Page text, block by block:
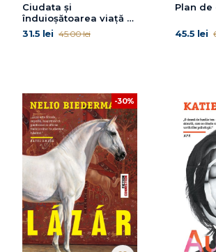
Ciudata și
înduioșătoarea viață a
lui Priță Barsacu
31.5 lei 45.00 lei
Plan de
45.5 lei
-30%